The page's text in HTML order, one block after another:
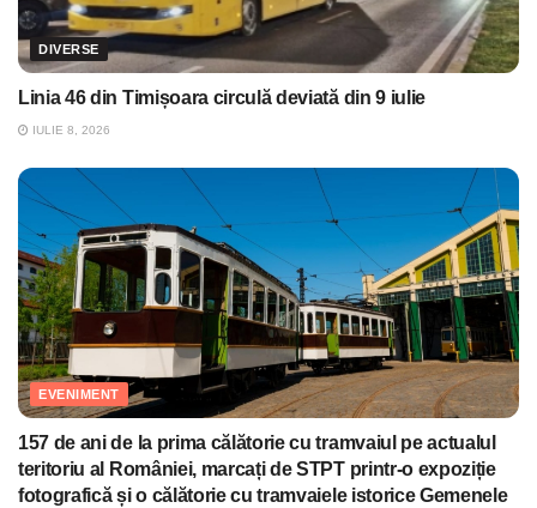
DIVERSE
Linia 46 din Timișoara circulă deviată din 9 iulie
IULIE 8, 2026
EVENIMENT
157 de ani de la prima călătorie cu tramvaiul pe actualul
teritoriu al României, marcați de STPT printr-o expoziție
fotografică și o călătorie cu tramvaiele istorice Gemenele